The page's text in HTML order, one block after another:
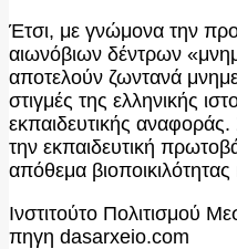
Έτσι, με γνώμονα την
αιωνόβιων δέντρων
αποτελούν ζωντανά
στιγμές της ελληνικής
εκπαιδευτικής
την εκπαιδευτική
απόθεμα
Ινστιτούτο Πολιτισμού
πηγη dasarxeio.com